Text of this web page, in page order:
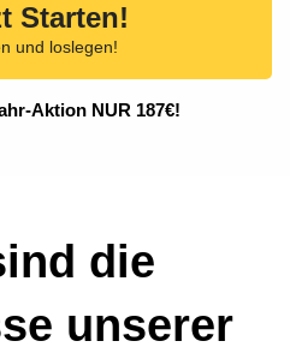
Starten!
und loslegen!
Aktion NUR 187€!
die
unserer